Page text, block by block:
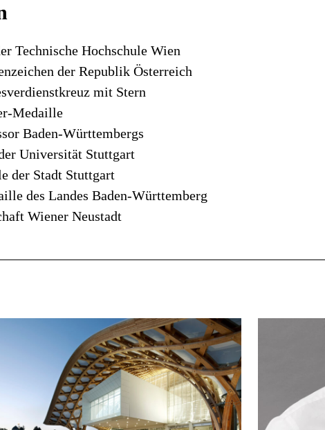
Technische Hochschule Wien
der Republik Österreich
mit Stern
Medaille
Baden-Württembergs
Universität Stuttgart
der Stadt Stuttgart
des Landes Baden-Württemberg
Wiener Neustadt